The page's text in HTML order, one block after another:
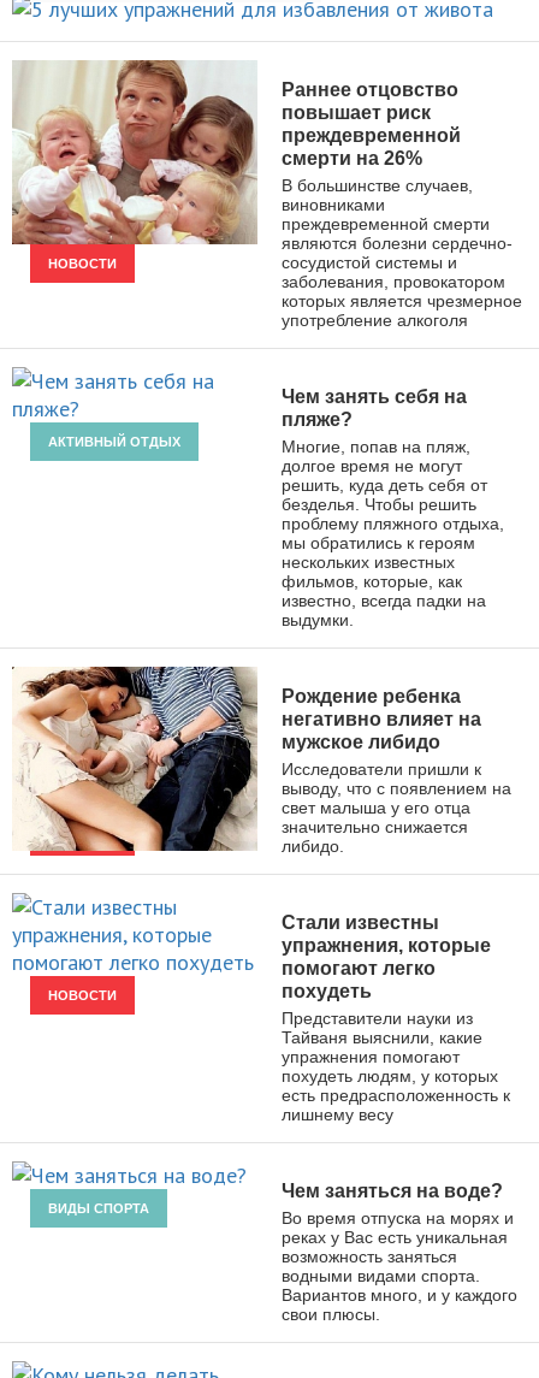
ПОХУДЕНИЕ
НОВОСТИ
Раннее отцовство
повышает риск
преждевременной
смерти на 26%
В большинстве случаев,
виновниками
преждевременной смерти
являются болезни сердечно-
сосудистой системы и
заболевания, провокатором
которых является чрезмерное
употребление алкоголя
АКТИВНЫЙ ОТДЫХ
Чем занять себя на
пляже?
Многие, попав на пляж,
долгое время не могут
решить, куда деть себя от
безделья. Чтобы решить
проблему пляжного отдыха,
мы обратились к героям
нескольких известных
фильмов, которые, как
известно, всегда падки на
выдумки.
Рождение ребенка
негативно влияет на
мужское либидо
Исследователи пришли к
выводу, что с появлением на
свет малыша у его отца
значительно снижается
либидо.
НОВОСТИ
Стали известны
упражнения, которые
помогают легко
похудеть
Представители науки из
Тайваня выяснили, какие
упражнения помогают
похудеть людям, у которых
есть предрасположенность к
лишнему весу
ВИДЫ СПОРТА
Чем заняться на воде?
Во время отпуска на морях и
реках у Вас есть уникальная
возможность заняться
водными видами спорта.
Вариантов много, и у каждого
свои плюсы.